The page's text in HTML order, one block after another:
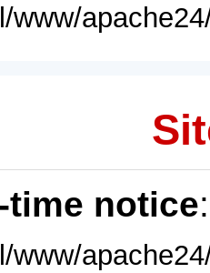
www/
time notice
www/